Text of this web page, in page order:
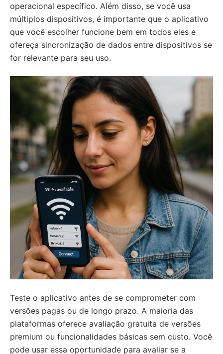
operacional específico. Além disso, se você usa
múltiplos dispositivos, é importante que o aplicativo
que você escolher funcione bem em todos eles e
ofereça sincronização de dados entre dispositivos se
for relevante para seu uso.
Teste o aplicativo antes de se comprometer com
versões pagas ou de longo prazo. A maioria das
plataformas oferece avaliação gratuita de versões
premium ou funcionalidades básicas sem custo. Você
pode usar essa oportunidade para avaliar se a